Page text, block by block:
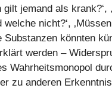
gilt jemand als
nicht?‘,
Substanzen könnten
werden –
Wahrheitsmonopol
zu anderen